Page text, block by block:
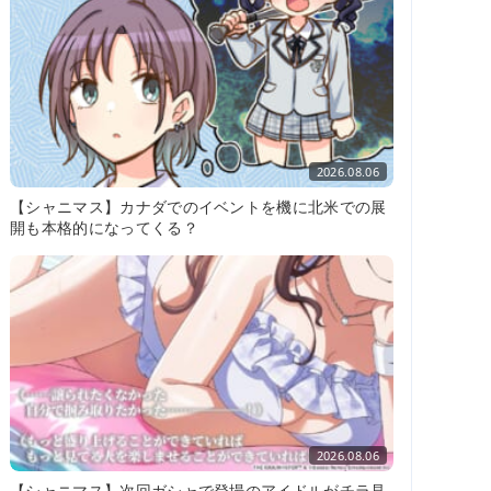
2026.08.06
【シャニマス】カナダでのイベントを機に北米での展
開も本格的になってくる？
2026.08.06